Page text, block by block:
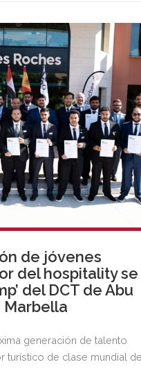
de jóvenes
del hospitality se
del DCT de Abu
Marbella
generación de talento
turístico de clase mundial